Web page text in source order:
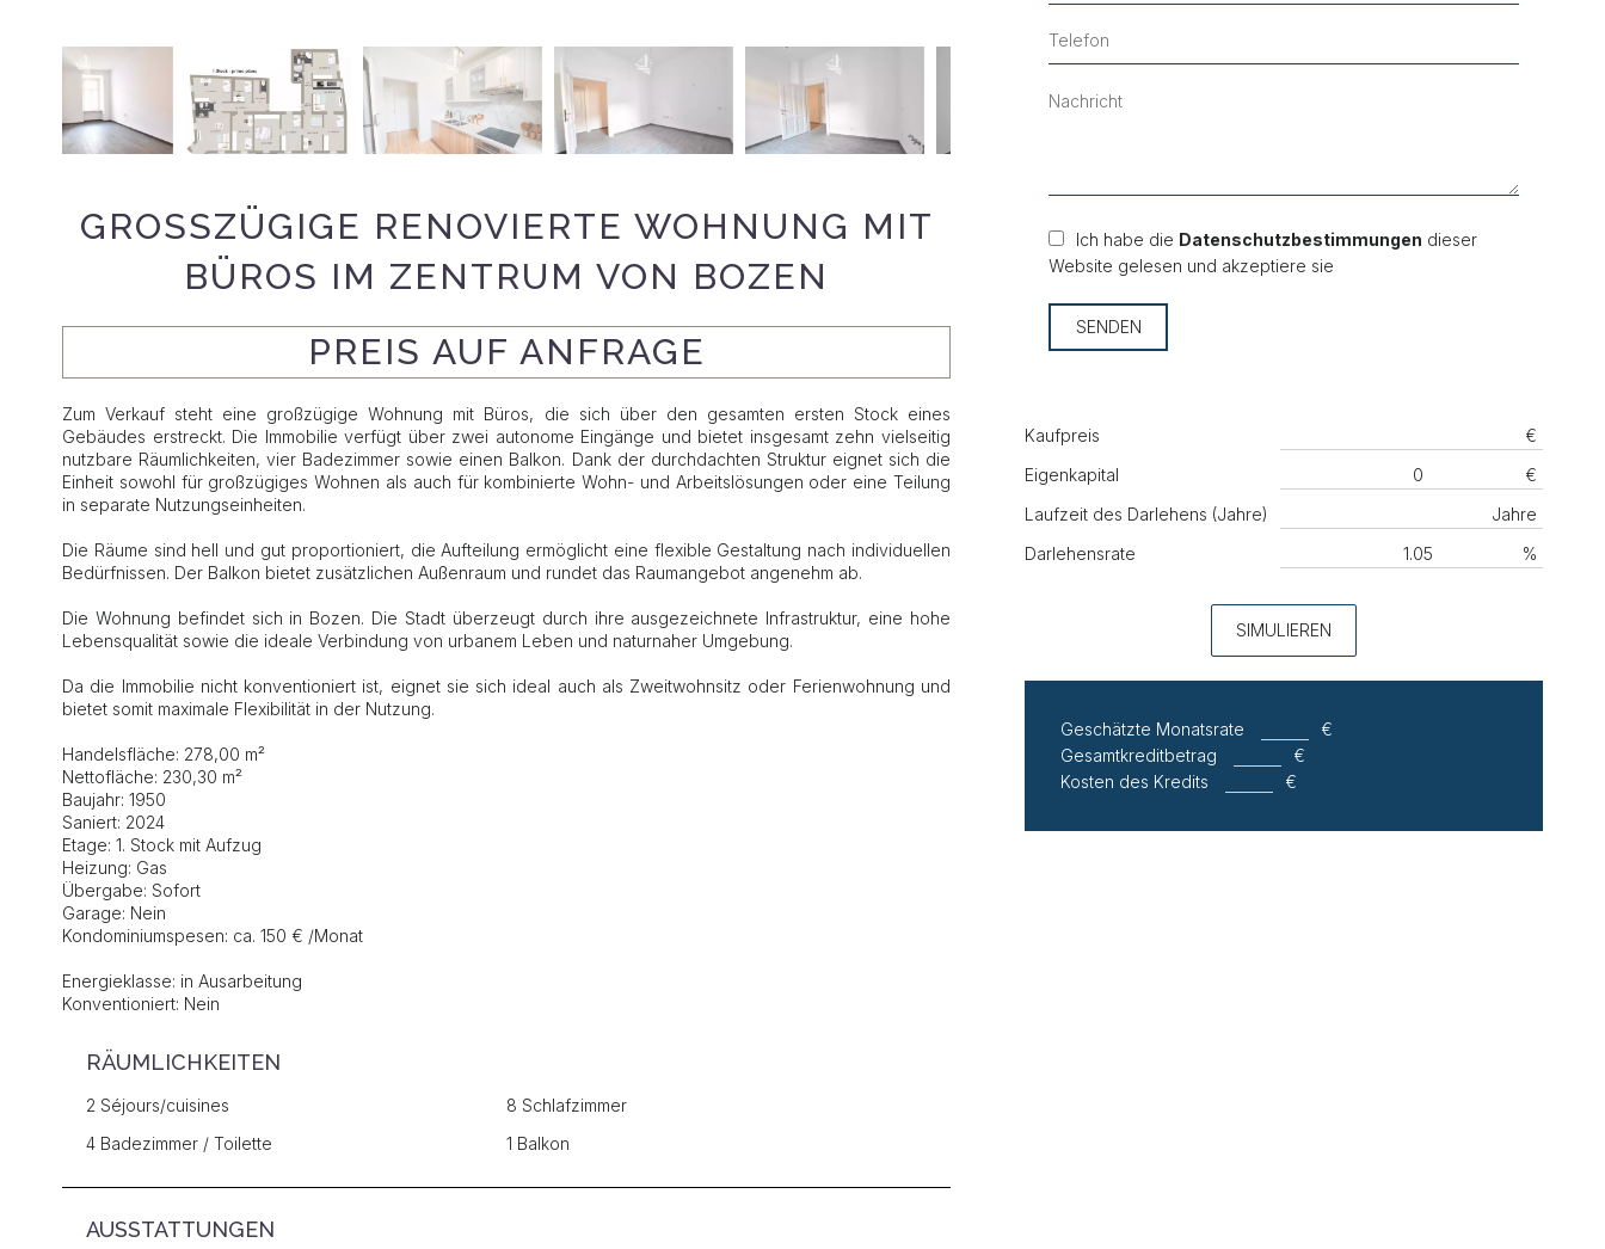
GROSSZÜGIGE RENOVIERTE WOHNUNG MIT B
ÜROS IM ZENTRUM VON BOZEN
PREIS AUF ANFRAGE
Zum Verkauf steht eine großzügige Wohnung mit Büros, die sich über den gesamten ersten Stock eines
Gebäudes erstreckt. Die Immobilie verfügt über zwei autonome Eingänge und bietet insgesamt zehn vielseitig
nutzbare Räumlichkeiten, vier Badezimmer sowie einen Balkon. Dank der durchdachten Struktur eignet sich die
Einheit sowohl für großzügiges Wohnen als auch für kombinierte Wohn- und Arbeitslösungen oder eine Teilung
in separate Nutzungseinheiten.
Die Räume sind hell und gut proportioniert, die Aufteilung ermöglicht eine flexible Gestaltung nach individuellen
Bedürfnissen. Der Balkon bietet zusätzlichen Außenraum und rundet das Raumangebot angenehm ab.
Die Wohnung befindet sich in Bozen. Die Stadt überzeugt durch ihre ausgezeichnete Infrastruktur, eine hohe
Lebensqualität sowie die ideale Verbindung von urbanem Leben und naturnaher Umgebung.
Da die Immobilie nicht konventioniert ist, eignet sie sich ideal auch als Zweitwohnsitz oder Ferienwohnung und
bietet somit maximale Flexibilität in der Nutzung.
Handelsfläche: 278,00 m²
Nettofläche: 230,30 m²
Baujahr: 1950
Saniert: 2024
Etage: 1. Stock mit Aufzug
Heizung: Gas
Übergabe: Sofort
Garage: Nein
Kondominiumspesen: ca. 150 € /Monat
Energieklasse: in Ausarbeitung
Konventioniert: Nein
RÄUMLICHKEITEN
2 Séjours/cuisines
8 Schlafzimmer
4 Badezimmer / Toilette
1 Balkon
AUSSTATTUNGEN
Ich habe die Datenschutzbestimmungen dieser
Website gelesen und akzeptiere sie
SENDEN
Kaufpreis
€
Eigenkapital
€
Laufzeit des Darlehens (Jahre)
Jahre
Darlehensrate
%
SIMULIEREN
Geschätzte Monatsrate
€
Gesamtkreditbetrag
€
Kosten des Kredits
€